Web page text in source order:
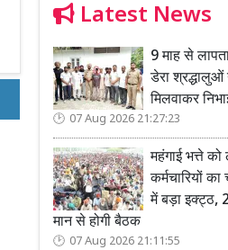
Latest News
9 माह से
डेरा
मिलवाकर
07 Aug 2026 21:27:23
महंगाई भत्ते
कर्मचारियों
में बड़ा इक्ट्ठ,
मान से होगी बैठक
07 Aug 2026 21:11:55